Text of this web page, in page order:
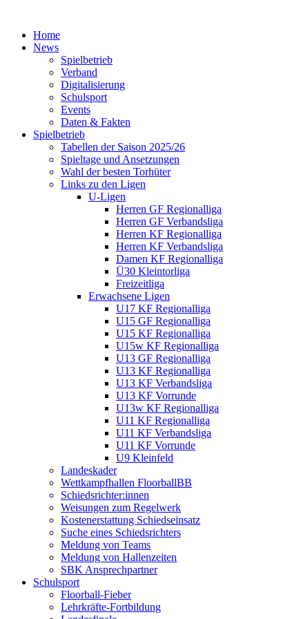
Home
News
Spielbetrieb
Verband
Digitalisierung
Schulsport
Events
Daten & Fakten
Spielbetrieb
Tabellen der Saison 2025/26
Spieltage und Ansetzungen
Wahl der besten Torhüter
Links zu den Ligen
U-Ligen
Herren GF Regionalliga
Herren GF Verbandsliga
Herren KF Regionalliga
Herren KF Verbandsliga
Damen KF Regionalliga
Ü30 Kleintorliga
Freizeitliga
Erwachsene Ligen
U17 KF Regionalliga
U15 GF Regionalliga
U15 KF Regionalliga
U15w KF Regionalliga
U13 GF Regionalliga
U13 KF Regionalliga
U13 KF Verbandsliga
U13 KF Vorrunde
U13w KF Regionalliga
U11 KF Regionalliga
U11 KF Verbandsliga
U11 KF Vorrunde
U9 Kleinfeld
Landeskader
Wettkampfhallen FloorballBB
Schiedsrichter:innen
Weisungen zum Regelwerk
Kostenerstattung Schiedseinsatz
Suche eines Schiedsrichters
Meldung von Teams
Meldung von Hallenzeiten
SBK Ansprechpartner
Schulsport
Floorball-Fieber
Lehrkräfte-Fortbildung